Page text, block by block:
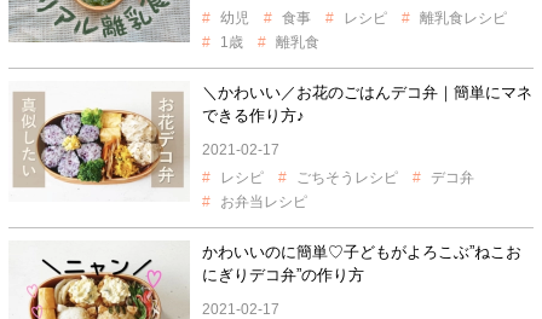
幼児
食事 レシピ
離乳食レシピ
1歳
離乳食
＼かわいい／お花のごはんデコ弁｜簡単にマネ
できる作り方♪
2021-02-17
レシピ
ごちそうレシピ
デコ弁
お弁当レシピ
かわいいのに簡単♡子どもがよろこぶ”ねこお
にぎりデコ弁”の作り方
2021-02-17